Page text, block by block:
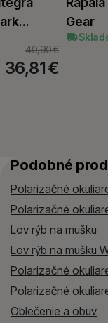
Gear
40,90€
36,81€
Podobné
Polarizačné
Polarizačné
Lov rýb na mušku
Lov rýb na mušku
Polarizačné
Polarizačné
Oblečenie a obuv